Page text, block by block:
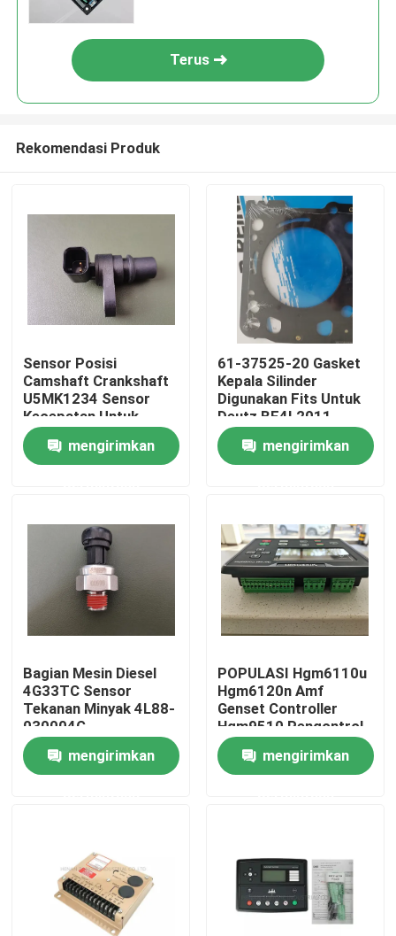
Rumah
Tentang kami
Kontrol kualitas
Hubungi kami
Permintaan Penawaran
Suku Cadang Ekskavator
Terus
Rekomendasi Produk
Sensor Posisi
Camshaft Crankshaft
U5MK1234 Sensor
Kecepatan Untuk
Perkins BK BL BM
Doosan DT 160 210
mengirimkan
61-37525-20 Gasket
Kepala Silinder
Digunakan Fits Untuk
Deutz BF4L2011
BF4LM2011 Mesin
Diesel suku cadang
mengirimkan
Bagian Mesin Diesel
4G33TC Sensor
Tekanan Minyak 4L88-
030004G
mengirimkan
POPULASI Hgm6110u
Hgm6120n Amf
Genset Controller
Hgm9510 Pengontrol
Generator Diesel
mengirimkan